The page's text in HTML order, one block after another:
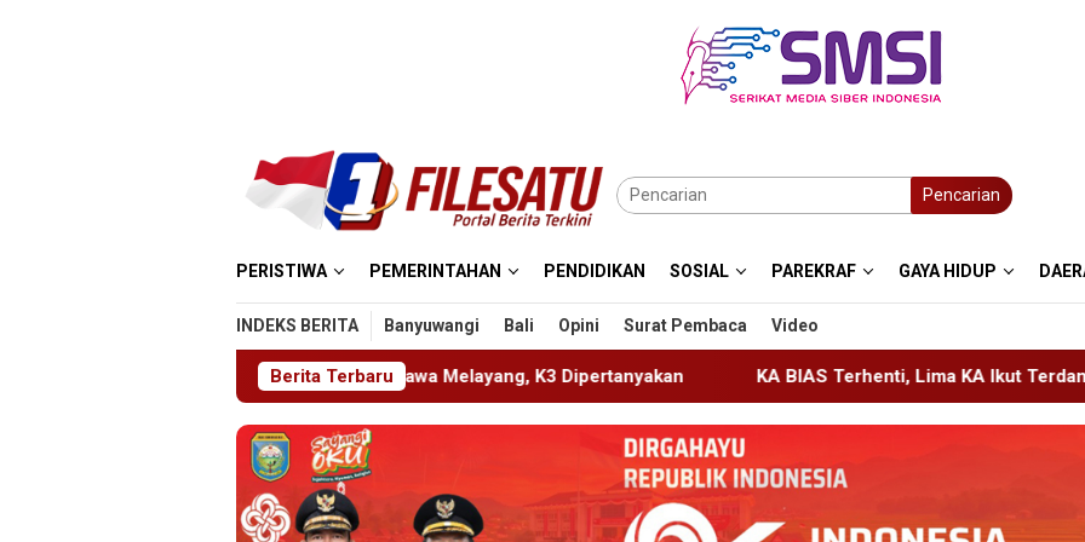
Pencarian
PERISTIWA PEMERINTAHAN PENDIDIKAN SOSIAL PAREKRAF GAYA HIDUP
INDEKS BERITA Banyuwangi Bali Opini Surat Pembaca Video
Berita Terbaru
Madiun: Satu Nyawa Melayang, K3 Dipertanyakan KA BIAS Terhenti, Lima KA Ikut Terdampak, KAI Daop 7 Gerak